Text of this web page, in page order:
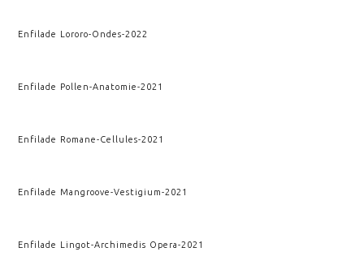
Enfilade Lororo-Ondes-2022
Enfilade Pollen-Anatomie-2021
Enfilade Romane-Cellules-2021
Enfilade Mangroove-Vestigium-2021
Enfilade Lingot-Archimedis Opera-2021